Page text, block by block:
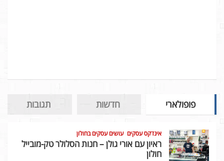
פופולארי חדשות תגובות
אינדקס עסקים עושים עסקים בחולון
ראיון עם אורי גולן – חנות הסלולר טק-מובייל
חולון